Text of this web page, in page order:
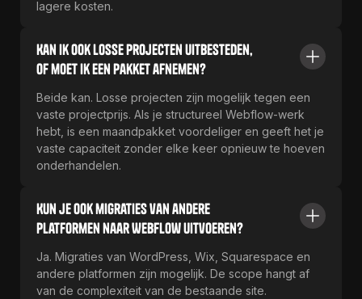
lagere kosten.
Kan ik ook losse projecten uitbesteden,
of moet ik een pakket afnemen?
Beide kan. Losse projecten zijn mogelijk tegen een
vaste projectprijs. Als je structureel Webflow-werk
hebt, is een maandpakket voordeliger en geeft het je
vaste capaciteit zonder elke keer opnieuw te hoeven
onderhandelen.
Kun je ook migraties van andere
platformen naar Webflow uitvoeren?
Ja. Migraties van WordPress, Wix, Squarespace en
andere platformen zijn mogelijk. De scope hangt af
van de complexiteit van de bestaande site.